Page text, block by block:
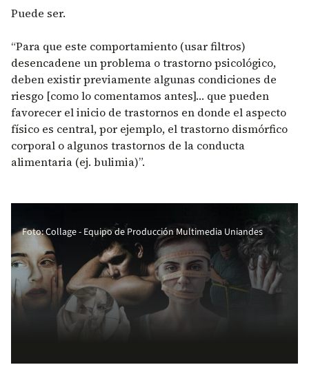
Puede ser.
“Para que este comportamiento (usar filtros)
desencadene un problema o trastorno psicológico,
deben existir previamente algunas condiciones de
riesgo [como lo comentamos antes]… que pueden
favorecer el inicio de trastornos en donde el aspecto
físico es central, por ejemplo, el trastorno dismórfico
corporal o algunos trastornos de la conducta
alimentaria (ej. bulimia)”.
Foto: Collage - Equipo de Producción Multimedia Uniandes